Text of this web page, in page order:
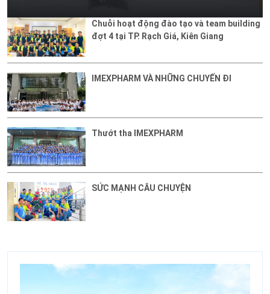
Chuỗi hoạt động đào tạo và team building
đợt 4 tại TP. Rạch Giá, Kiên Giang
IMEXPHARM VÀ NHỮNG CHUYẾN ĐI
Thướt tha IMEXPHARM
SỨC MẠNH CÂU CHUYỆN